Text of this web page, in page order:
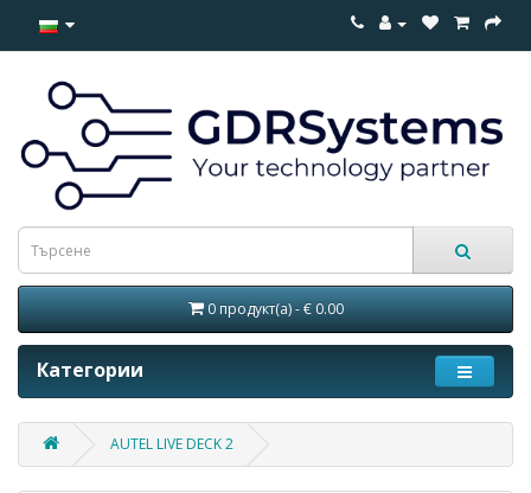
0 продукт(а) - € 0.00
Категории
AUTEL LIVE DECK 2